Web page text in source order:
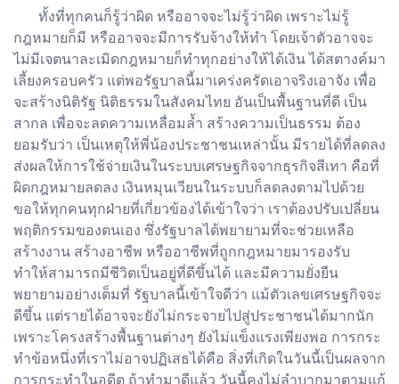
ทั้งที่ทุกคนก็รู้ว่าผิด หรืออาจจะไม่รู้ว่าผิด เพราะไม่รู้
กฎหมายก็มี หรืออาจจะมีการรับจ้างให้ทำ โดยเจ้าตัวอาจจะ
ไม่มีเจตนาละเมิดกฎหมายก็ทำทุกอย่างให้ได้เงิน ได้สตางค์มา
เลี้ยงครอบครัว แต่พอรัฐบาลนี้มาเคร่งครัดเอาจริงเอาจัง เพื่อ
จะสร้างนิติรัฐ นิติธรรมในสังคมไทย อันเป็นพื้นฐานที่ดี เป็น
สากล เพื่อจะลดความเหลื่อมล้ำ สร้างความเป็นธรรม ต้อง
ยอมรับว่า เป็นเหตุให้พี่น้องประชาชนเหล่านั้น มีรายได้ที่ลดลง
ส่งผลให้การใช้จ่ายเงินในระบบเศรษฐกิจจากธุรกิจสีเทา คือที่
ผิดกฎหมายลดลง เงินหมุนเวียนในระบบก็ลดลงตามไปด้วย
ขอให้ทุกคนทุกฝ่ายที่เกี่ยวข้องได้เข้าใจว่า เราต้องปรับเปลี่ยน
พฤติกรรมของตนเอง ซึ่งรัฐบาลได้พยายามที่จะช่วยเหลือ
สร้างงาน สร้างอาชีพ หรืออาชีพที่ถูกกฎหมายมารองรับ
ทำให้สามารถมีชีวิตเป็นอยู่ที่ดีขึ้นได้ และมีความยั่งยืน
พยายามอย่างเต็มที่ รัฐบาลนี้เข้าใจดีว่า แม้ตัวเลขเศรษฐกิจจะ
ดีขึ้น แต่รายได้อาจจะยังไม่กระจายไปสู่ประชาชนได้มากนัก
เพราะโครงสร้างพื้นฐานต่างๆ ยังไม่แข็งแรงเพียงพอ การกระ
ทำข้อหนึ่งที่เราไม่อาจปฏิเสธได้คือ สิ่งที่เกิดในวันนี้เป็นผลจาก
การกระทำในอดีต ถ้าทำมาดีแล้ว วันนี้คงไม่ลำบากมาตามแก้